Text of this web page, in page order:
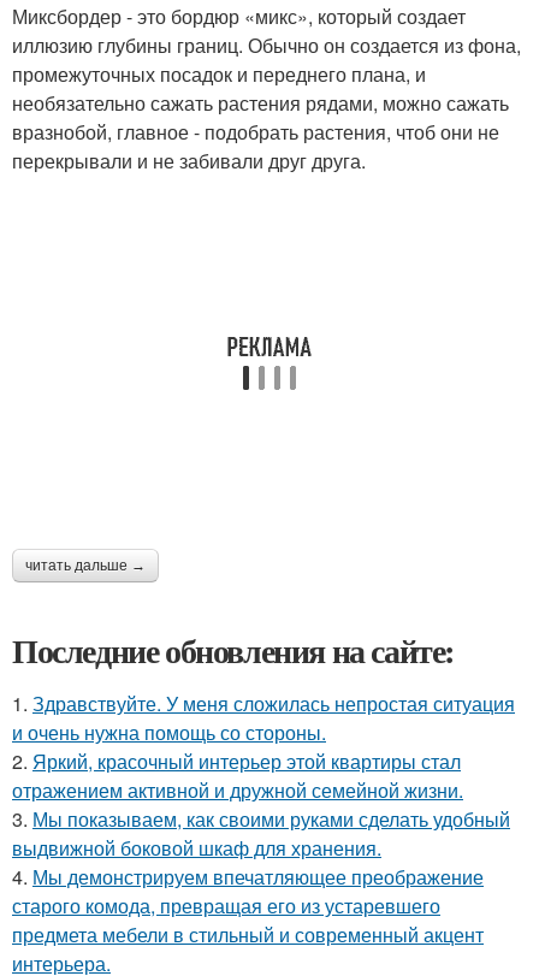
Миксбордер - это бордюр «микс», который создает
иллюзию глубины границ. Обычно он создается из фона,
промежуточных посадок и переднего плана, и
необязательно сажать растения рядами, можно сажать
вразнобой, главное - подобрать растения, чтоб они не
перекрывали и не забивали друг друга.
читать дальше →
Последние обновления на сайте:
1. Здравствуйте. У меня сложилась непростая ситуация
и очень нужна помощь со стороны.
2. Яркий, красочный интерьер этой квартиры стал
отражением активной и дружной семейной жизни.
3. Мы показываем, как своими руками сделать удобный
выдвижной боковой шкаф для хранения.
4. Мы демонстрируем впечатляющее преображение
старого комода, превращая его из устаревшего
предмета мебели в стильный и современный акцент
интерьера.